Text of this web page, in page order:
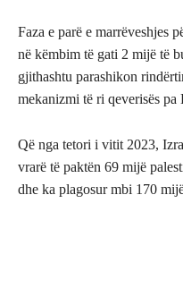
Faza e parë e marrëveshjes
në këmbim të gati 2 mijë të
gjithashtu parashikon
mekanizmi të ri qeverisës pa
Që nga tetori i vitit 2023,
vrarë të paktën 69 mijë
dhe ka plagosur mbi 170